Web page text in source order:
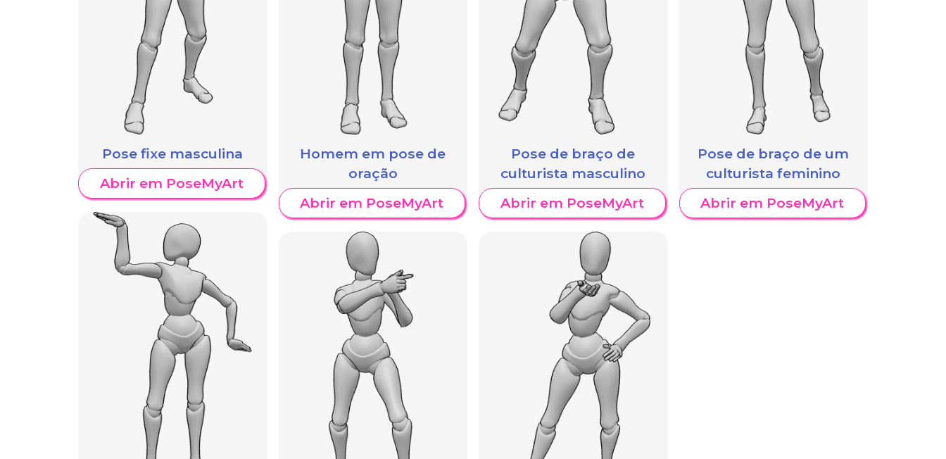
Pose fixe masculina
Abrir em PoseMyArt
Homem em pose de
oração
Abrir em PoseMyArt
Pose de braço de
culturista masculino
Abrir em PoseMyArt
Pose de braço de um
culturista feminino
Abrir em PoseMyArt